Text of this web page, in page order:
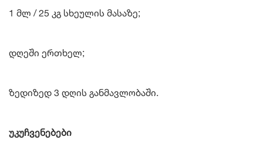
1 მლ / 25 კგ სხეულის მასაზე;
დღეში ერთხელ;
ზედიზედ 3 დღის განმავლობაში.
უკუჩვენებები